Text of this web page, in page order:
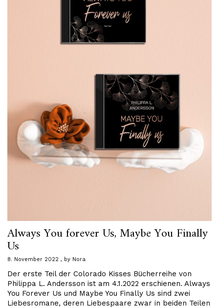
Always You forever Us, Maybe You Finally
Us
8. November 2022 by Nora
Der erste Teil der Colorado Kisses Bücherreihe von
Philippa L. Andersson ist am 4.1.2022 erschienen. Always
You Forever Us und Maybe You Finally Us sind zwei
Liebesromane, deren Liebespaare zwar in beiden Teilen